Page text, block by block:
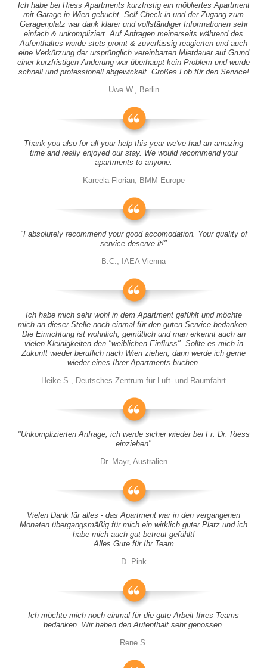
Ich habe bei Riess Apartments kurzfristig ein möbliertes Apartment
mit Garage in Wien gebucht, Self Check in und der Zugang zum
Garagenplatz war dank klarer und vollständiger Informationen sehr
einfach & unkompliziert. Auf Anfragen meinerseits während des
Aufenthaltes wurde stets promt & zuverlässig reagierten und auch
eine Verkürzung der ursprünglich vereinbarten Mietdauer auf Grund
einer kurzfristigen Änderung war überhaupt kein Problem und wurde
schnell und professionell abgewickelt. Großes Lob für den Service!
Uwe W., Berlin
Thank you also for all your help this year we've had an amazing
time and really enjoyed our stay. We would recommend your
apartments to anyone.
Kareela Florian, BMM Europe
"I absolutely recommend your good accomodation. Your quality of
service deserve it!"
B.C., IAEA Vienna
Ich habe mich sehr wohl in dem Apartment gefühlt und möchte
mich an dieser Stelle noch einmal für den guten Service bedanken.
Die Einrichtung ist wohnlich, gemütlich und man erkennt auch an
vielen Kleinigkeiten den "weiblichen Einfluss". Sollte es mich in
Zukunft wieder beruflich nach Wien ziehen, dann werde ich gerne
wieder eines Ihrer Apartments buchen.
Heike S., Deutsches Zentrum für Luft- und Raumfahrt
"Unkomplizierten Anfrage, ich werde sicher wieder bei Fr. Dr. Riess
einziehen"
Dr. Mayr, Australien
Vielen Dank für alles - das Apartment war in den vergangenen
Monaten übergangsmäßig für mich ein wirklich guter Platz und ich
habe mich auch gut betreut gefühlt!
Alles Gute für Ihr Team
D. Pink
Ich möchte mich noch einmal für die gute Arbeit Ihres Teams
bedanken. Wir haben den Aufenthalt sehr genossen.
Rene S.